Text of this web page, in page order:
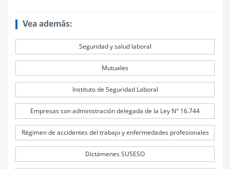
Vea además:
Seguridad y salud laboral
Mutuales
Instituto de Seguridad Laboral
Empresas con administración delegada de la Ley N° 16.744
Régimen de accidentes del trabajo y enfermedades profesionales
Dictámenes SUSESO